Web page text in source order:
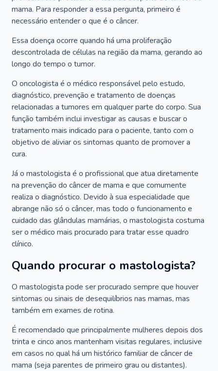
mama. Para responder a essa pergunta, primeiro é
necessário entender o que é o câncer.
Essa doença ocorre quando há uma proliferação
descontrolada de células na região da mama, gerando ao
longo do tempo o tumor.
O oncologista é o médico responsável pelo estudo,
diagnóstico, prevenção e tratamento de doenças
relacionadas a tumores em qualquer parte do corpo. Sua
função também inclui investigar as causas e buscar o
tratamento mais indicado para o paciente, tanto com o
objetivo de aliviar os sintomas quanto de promover a
cura.
Já o mastologista é o profissional que atua diretamente
na prevenção do câncer de mama e que comumente
realiza o diagnóstico. Devido à sua especialidade que
abrange não só o câncer, mas todo o funcionamento e
cuidado das glândulas mamárias, o mastologista costuma
ser o médico mais procurado para tratar esse quadro
clínico.
Quando procurar o mastologista?
O mastologista pode ser procurado sempre que houver
sintomas ou sinais de desequilíbrios nas mamas, mas
também em exames de rotina.
É recomendado que principalmente mulheres depois dos
trinta e cinco anos mantenham visitas regulares, inclusive
em casos no qual há um histórico familiar de câncer de
mama (seja parentes de primeiro grau ou distantes).